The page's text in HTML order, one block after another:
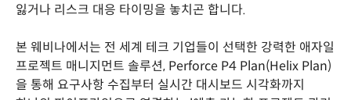
잃거나 리스크 대응 타이밍을 놓치곤 합니다.
본 웨비나에서는 전 세계 테크 기업들이 선택한 강력한 애자일
프로젝트 매니지먼트 솔루션, Perforce P4 Plan(Helix Plan)
을 통해 요구사항 수집부터 실시간 대시보드 시각화까지